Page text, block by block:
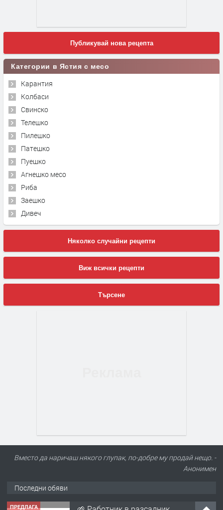
Публикувай нова рецепта
Категории в Ястия с месо
Карантия
Колбаси
Свинско
Телешко
Пилешко
Патешко
Пуешко
Агнешко месо
Риба
Заешко
Дивеч
Няколко случайни рецепти
Виж всички рецепти
Търсене
Вместо да наричаш някого глупак, по-добре му продай нещо. -
Анонимен
Последни обяви
ПРЕДЛАГА